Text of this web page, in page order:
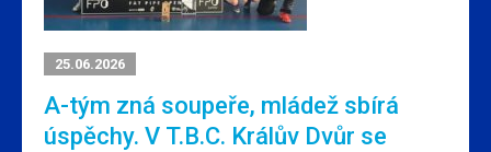
25.06.2026
A-tým zná soupeře, mládež sbírá
úspěchy. V T.B.C. Králův Dvůr se